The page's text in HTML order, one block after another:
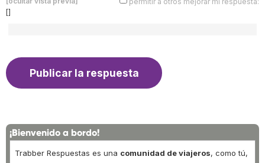
[]
¡Bienvenido a bordo!
Trabber Respuestas es una comunidad de viajeros, como tú,